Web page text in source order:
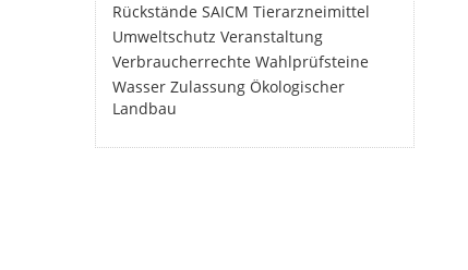
Rückstände SAICM Tierarzneimittel
Umweltschutz Veranstaltung
Verbraucherrechte Wahlprüfsteine
Wasser Zulassung Ökologischer
Landbau